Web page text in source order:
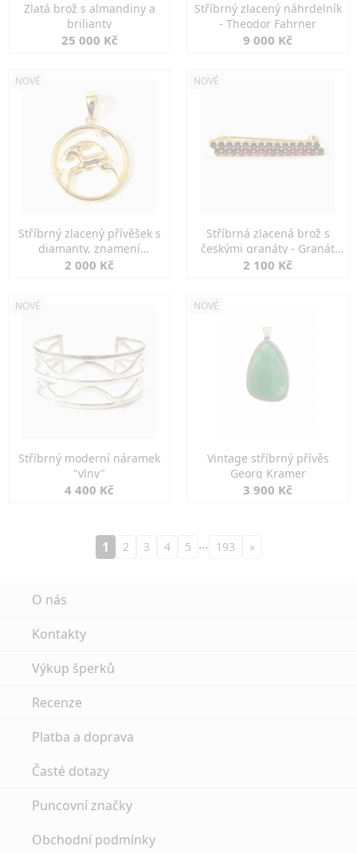
Zlatá brož s almandiny a
brilianty
25 000 Kč
Stříbrný zlacený náhrdelník
- Theodor Fahrner
9 000 Kč
NOVÉ
Stříbrný zlacený přívěšek s
diamanty, znamení
KOZOROH
2 000 Kč
NOVÉ
Stříbrná zlacená brož s
českými granáty - Granát
Turnov
2 100 Kč
NOVÉ
Stříbrný moderní náramek
"vlny"
4 400 Kč
NOVÉ
Vintage stříbrný přívěs
Georg Kramer
3 900 Kč
1 2 3 4 5 … 193 »
O nás
Kontakty
Výkup šperků
Recenze
Platba a doprava
Časté dotazy
Puncovní značky
Obchodní podmínky